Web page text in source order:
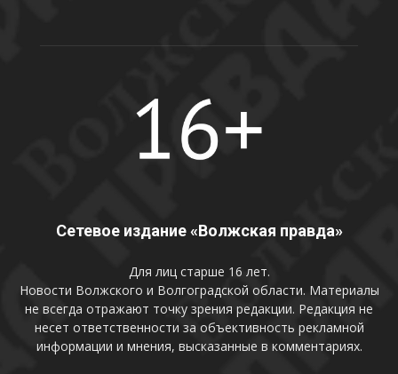
Сетевое издание «Волжская правда»
Для лиц старше 16 лет.
Новости Волжского и Волгоградской области. Материалы
не всегда отражают точку зрения редакции. Редакция не
несет ответственности за объективность рекламной
информации и мнения, высказанные в комментариях.